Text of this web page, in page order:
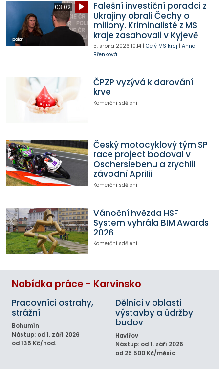
03:02
Falešní investiční poradci z
Ukrajiny obrali Čechy o
miliony. Kriminalisté z MS
kraje zasahovali v Kyjevě
5. srpna 2026 10:14| Celý MS kraj | Anna
Břenková
ČPZP vyzývá k darování
krve
Komerční sdělení
Český motocyklový tým SP
race project bodoval v
Oscherslebenu a zrychlil
závodní Aprilii
Komerční sdělení
Vánoční hvězda HSF
System vyhrála BIM Awards
2026
Komerční sdělení
Nabídka práce - Karvinsko
Pracovníci ostrahy,
strážní
Bohumín
Nástup: od 1. září 2026
od 135 Kč/hod.
Dělníci v oblasti
výstavby a údržby
budov
Havířov
Nástup: od 1. září 2026
od 25 500 Kč/měsíc